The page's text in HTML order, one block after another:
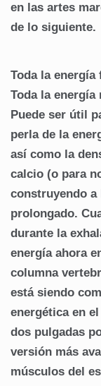
en las artes
de lo siguiente.
Toda la
Toda la
Puede ser útil
perla de la
así como la
calcio (o para
construyendo
prolongado.
durante la
energía ahora
columna
está siendo
energética en
dos pulgadas
versión más
músculos del